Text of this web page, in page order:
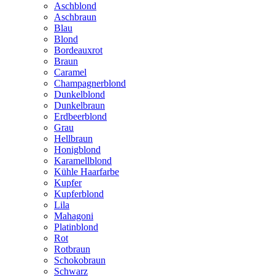
Aschblond
Aschbraun
Blau
Blond
Bordeauxrot
Braun
Caramel
Champagnerblond
Dunkelblond
Dunkelbraun
Erdbeerblond
Grau
Hellbraun
Honigblond
Karamellblond
Kühle Haarfarbe
Kupfer
Kupferblond
Lila
Mahagoni
Platinblond
Rot
Rotbraun
Schokobraun
Schwarz